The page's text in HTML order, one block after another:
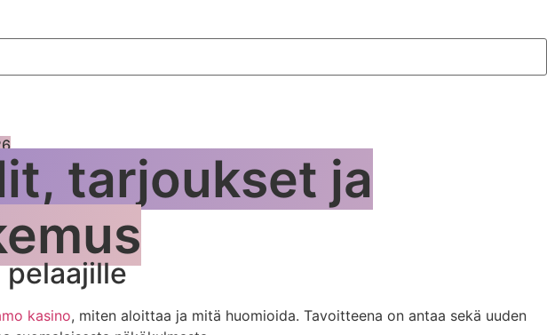
tarjoukset ja
pelaajille
kasino, miten aloittaa ja mitä huomioida. Tavoitteena on antaa sekä uuden